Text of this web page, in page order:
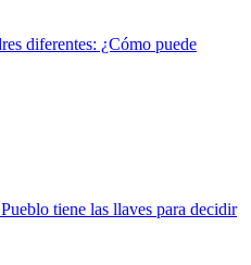
diferentes: ¿Cómo puede
tiene las llaves para decidir